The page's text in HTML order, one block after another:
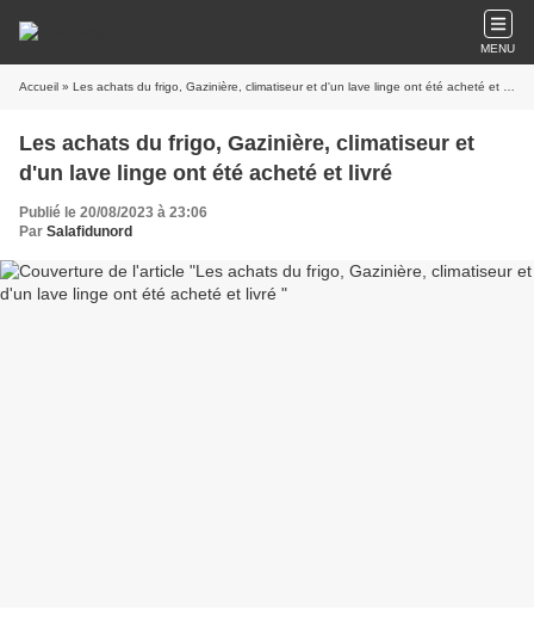
MENU
Accueil » Les achats du frigo, Gazinière, climatiseur et d'un lave linge ont été acheté et livré
Les achats du frigo, Gazinière, climatiseur et
d'un lave linge ont été acheté et livré
Publié le 20/08/2023 à 23:06
Par Salafidunord